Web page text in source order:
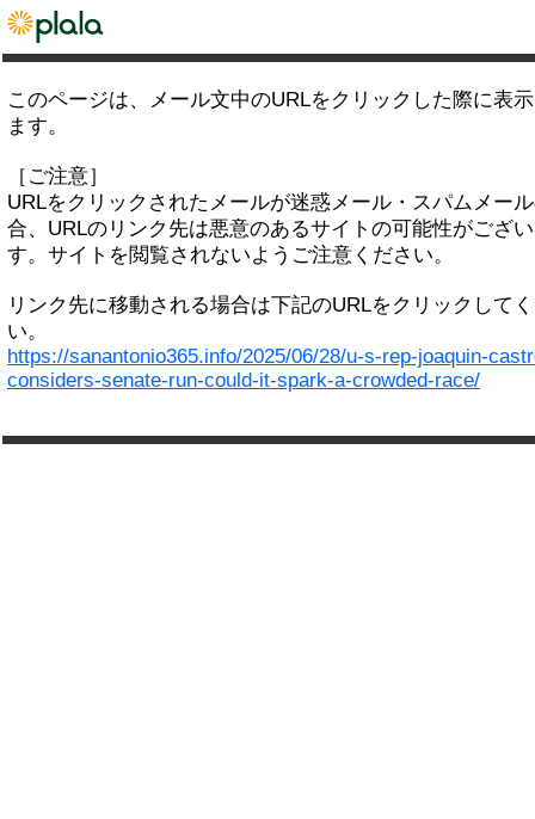
このページは、メール文中のURLをクリックした際に表
ます。
［ご注意］
URLをクリックされたメールが迷惑メール・スパムメー
合、URLのリンク先は悪意のあるサイトの可能性がござ
す。サイトを閲覧されないようご注意ください。
リンク先に移動される場合は下記のURLをクリックして
い。
https://sanantonio365.info/2025/06/28/u-s-rep-joaquin-
considers-senate-run-could-it-spark-a-crowded-race/